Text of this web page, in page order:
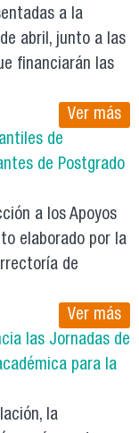
a la
abril, junto a las
financiarán las
Ver más
de
de Postgrado
a los Apoyos
elaborado por la
de
Ver más
las Jornadas de
para la
la